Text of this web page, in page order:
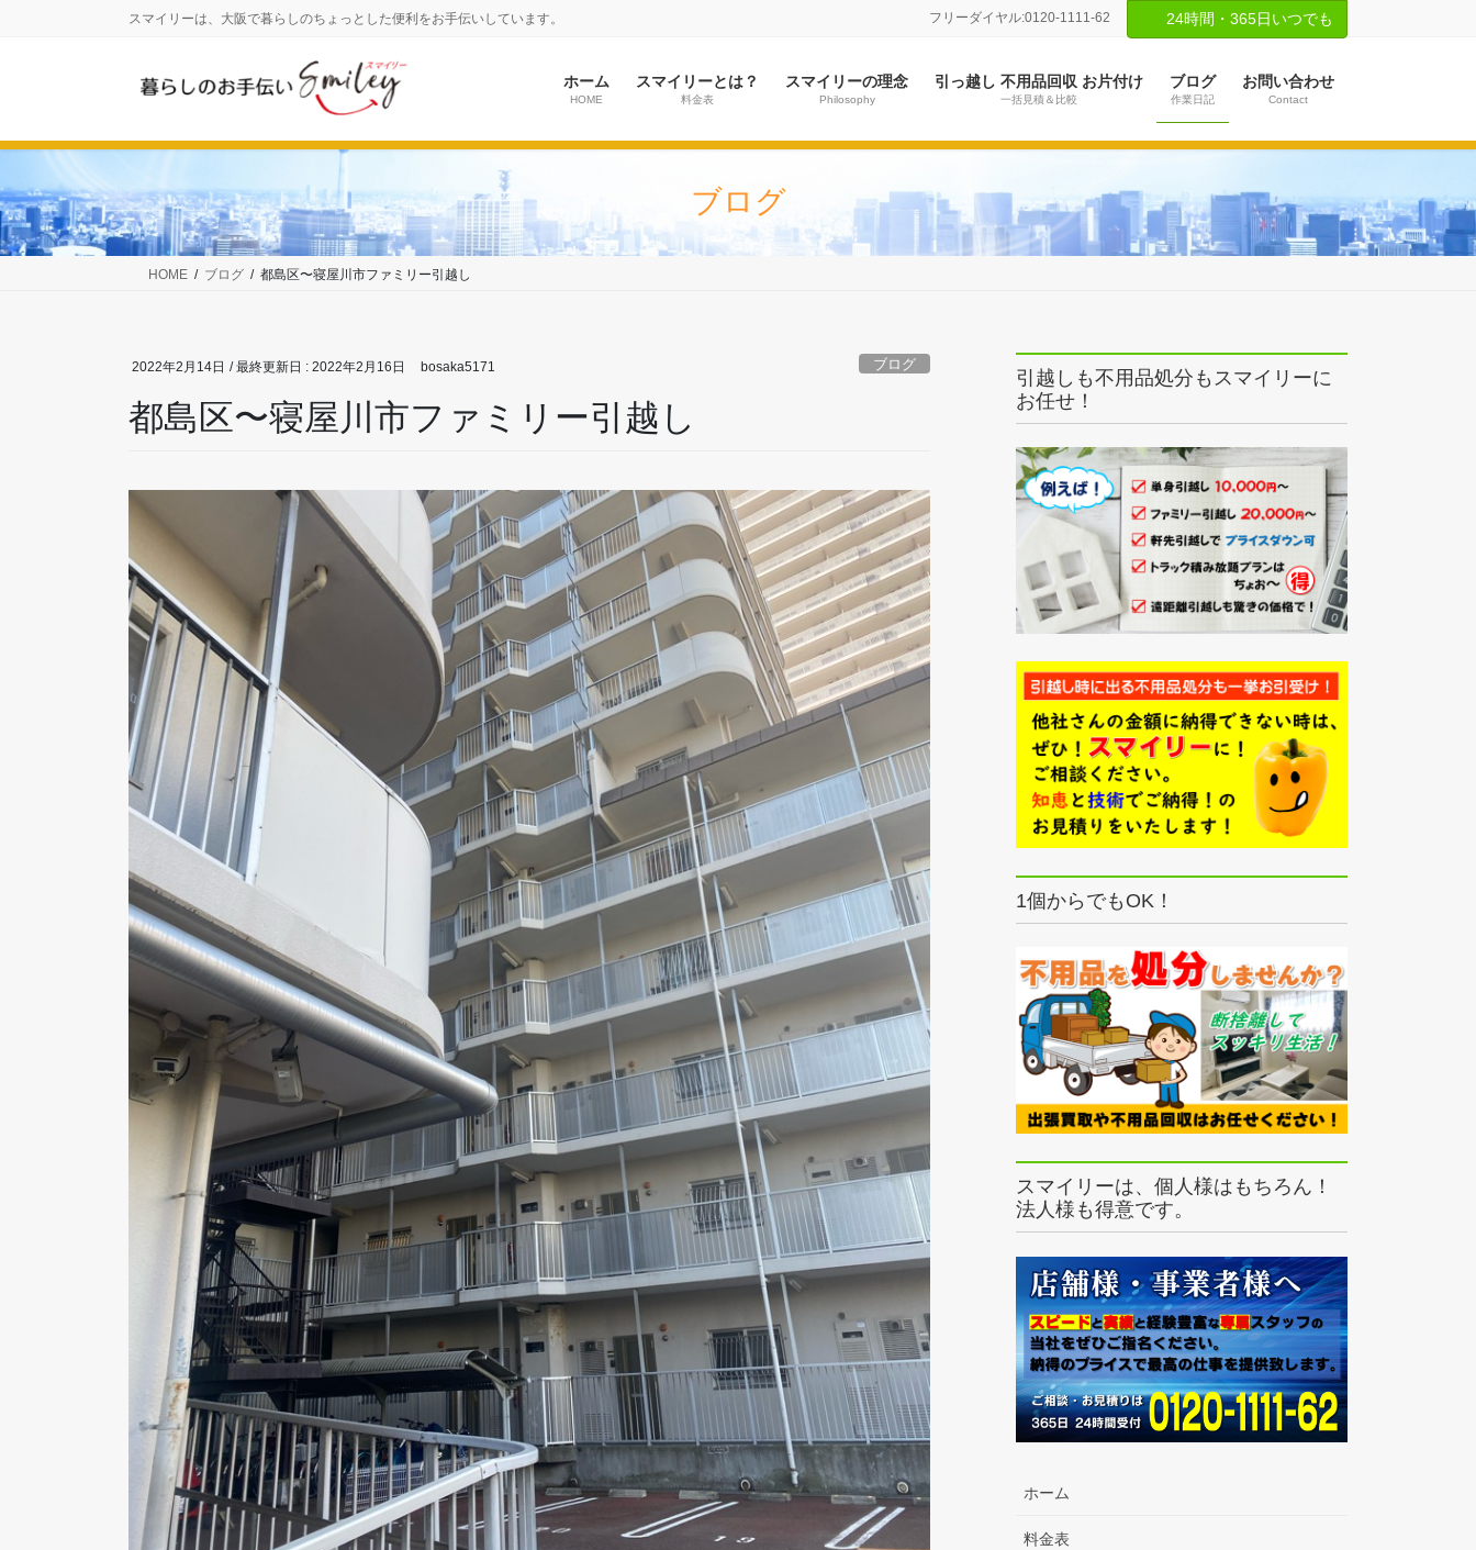
に
動
ョ
に
移
動
スマイリーは、大阪で暮らしのちょっとした便利をお手伝いしています。 フリーダイヤル:0120-1111-62 24時間・365日いつでも
ホーム
HOME
スマイリーとは？
料金表
スマイリーの理念
Philosophy
引っ越し 不用品回収 お片付け
一括見積＆比較
ブログ
作業日記
お問い合わせ
Contact
ブログ
HOME ブログ 都島区〜寝屋川市ファミリー引越し
2022年2月14日 / 最終更新日 : 2022年2月16日 bosaka5171 ブログ
都島区〜寝屋川市ファミリー引越し
引越しも不用品処分もスマイリーに
お任せ！
1個からでもOK！
スマイリーは、個人様はもちろん！
法人様も得意です。
ホーム
料金表